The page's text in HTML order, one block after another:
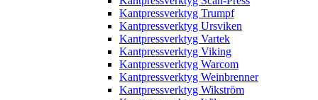
Kantpressverktyg Trumpf
Kantpressverktyg Ursviken
Kantpressverktyg Vartek
Kantpressverktyg Viking
Kantpressverktyg Warcom
Kantpressverktyg Weinbrenner
Kantpressverktyg Wikström